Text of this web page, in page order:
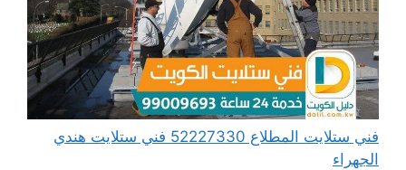
فني ستلايت المطلاع 52227330 فني ستلايت هندي
الجهراء